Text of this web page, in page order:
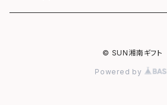
© SUN湘南ギフト
Powered by